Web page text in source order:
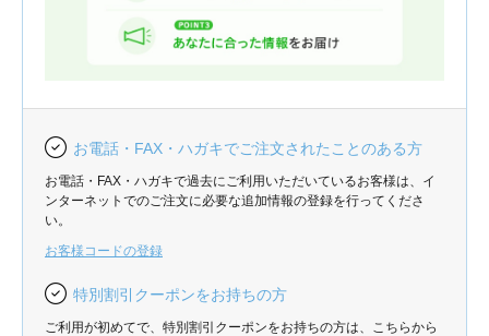
お電話・FAX・ハガキでご注文されたことのある方
お電話・FAX・ハガキで過去にご利用いただいているお客様は、イ
ンターネットでのご注文に必要な追加情報の登録を行ってくださ
い。
お客様コードの登録
特別割引クーポンをお持ちの方
ご利用が初めてで、特別割引クーポンをお持ちの方は、こちらから